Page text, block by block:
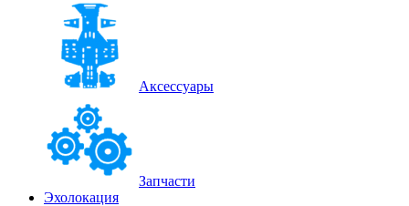
Аксессуары
Запчасти
Эхолокация